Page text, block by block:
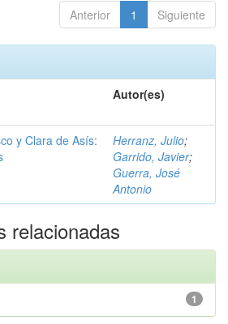
Anterior 1 Siguiente
Autor(es)
y Clara de Asís:
Herranz, Julio;
Garrido, Javier;
Guerra, José
Antonio
relacionadas
1